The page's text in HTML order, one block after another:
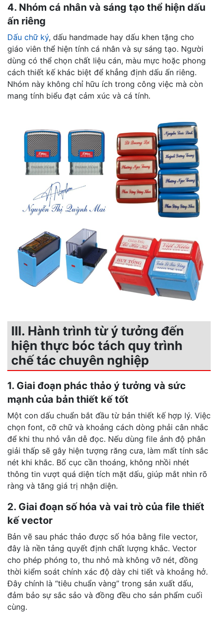
4. Nhóm cá nhân và sáng tạo thể hiện dấu
ấn riêng
Dấu chữ ký, dấu handmade hay dấu khen tặng cho
giáo viên thể hiện tính cá nhân và sự sáng tạo. Người
dùng có thể chọn chất liệu cán, màu mực hoặc phong
cách thiết kế khác biệt để khẳng định dấu ấn riêng.
Nhóm này không chỉ hữu ích trong công việc mà còn
mang tính biểu đạt cảm xúc và cá tính.
III. Hành trình từ ý tưởng đến
hiện thực bóc tách quy trình
chế tác chuyên nghiệp
1. Giai đoạn phác thảo ý tưởng và sức
mạnh của bản thiết kế tốt
Một con dấu chuẩn bắt đầu từ bản thiết kế hợp lý. Việc
chọn font, cỡ chữ và khoảng cách dòng phải cân nhắc
để khi thu nhỏ vẫn dễ đọc. Nếu dùng file ảnh độ phân
giải thấp sẽ gây hiện tượng răng cưa, làm mất tính sắc
nét khi khắc. Bố cục cần thoáng, không nhồi nhét
thông tin vượt quá diện tích mặt dấu, giúp mắt nhìn rõ
ràng và tăng giá trị nhận diện.
2. Giai đoạn số hóa và vai trò của file thiết
kế vector
Bản vẽ sau phác thảo được số hóa bằng file vector,
đây là nền tảng quyết định chất lượng khắc. Vector
cho phép phóng to, thu nhỏ mà không vỡ nét, đồng
thời kiểm soát chính xác độ dày chi tiết và khoảng hở.
Đây chính là “tiêu chuẩn vàng” trong sản xuất dấu,
đảm bảo sự sắc sảo và đồng đều cho sản phẩm cuối
cùng.